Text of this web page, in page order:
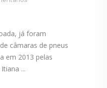
já foram
câmaras de pneus
em 2013 pelas